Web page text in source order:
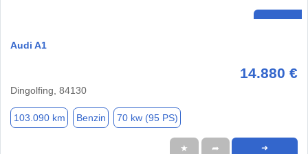
Audi A1
14.880 €
Dingolfing, 84130
103.090 km Benzin 70 kw (95 PS)
★ ➦ ➜